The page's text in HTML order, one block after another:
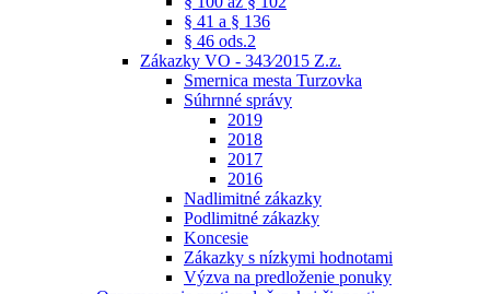
§ 41 a § 136
§ 46 ods.2
Zákazky VO - 343⁄2015 Z.z.
Smernica mesta Turzovka
Súhrnné správy
2019
2018
2017
2016
Nadlimitné zákazky
Podlimitné zákazky
Koncesie
Zákazky s nízkymi hodnotami
Výzva na predloženie ponuky